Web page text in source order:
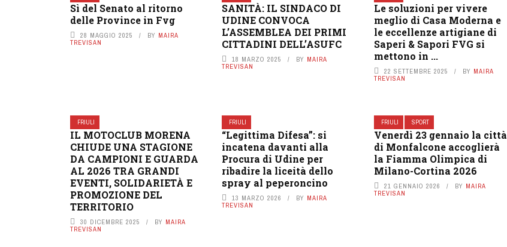
Sì del Senato al ritorno
delle Province in Fvg
28 MAGGIO 2025 BY MAIRA
TREVISAN
SANITÀ: IL SINDACO DI
UDINE CONVOCA
L’ASSEMBLEA DEI PRIMI
CITTADINI DELL’ASUFC
18 MARZO 2025 BY MAIRA
TREVISAN
Le soluzioni per vivere
meglio di Casa Moderna e
le eccellenze artigiane di
Saperi & Sapori FVG si
mettono in ...
22 SETTEMBRE 2025 BY MAIRA
TREVISAN
FRIULI
IL MOTOCLUB MORENA
CHIUDE UNA STAGIONE
DA CAMPIONI E GUARDA
AL 2026 TRA GRANDI
EVENTI, SOLIDARIETÀ E
PROMOZIONE DEL
TERRITORIO
30 DICEMBRE 2025 BY MAIRA
TREVISAN
FRIULI
“Legittima Difesa”: si
incatena davanti alla
Procura di Udine per
ribadire la liceità dello
spray al peperoncino
13 MARZO 2026 BY MAIRA
TREVISAN
FRIULI SPORT
Venerdì 23 gennaio la città
di Monfalcone accoglierà
la Fiamma Olimpica di
Milano-Cortina 2026
21 GENNAIO 2026 BY MAIRA
TREVISAN